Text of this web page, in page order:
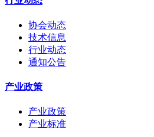
协会动态
技术信息
行业动态
通知公告
产业政策
产业政策
产业标准